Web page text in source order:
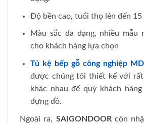
Độ bền cao, tuổi thọ lên đến 15
Màu sắc đa dạng, nhiều mẫu
cho khách hàng lựa chọn
Tủ kệ bếp gỗ công nghiệp
được chúng tôi thiết kế với
khác nhau để quý khách
đựng đồ.
Ngoài ra, SAIGONDOORcòn